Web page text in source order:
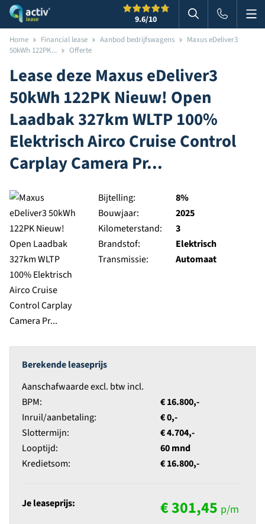
9.6/10 Zoeken in
Home Financial lease Aanbod bedrijfswagens
Maxus eDeliver3
50kWh 122PK...
Offerte
Lease deze MaxuseDeliver3
50kWh 122PK Nieuw! Open
Laadbak 327km WLTP 100%
Elektrisch Airco Cruise Control
Carplay Camera Pr...
Bijtelling:
8%
Bouwjaar:
2025
Kilometerstand:
3
Brandstof:
Elektrisch
Transmissie:
Automaat
Berekende leaseprijs
Aanschafwaarde excl. btw incl.
BPM:
€ 16.800,-
Inruil/aanbetaling:
€ 0,-
Slottermijn:
€ 4.704,-
Looptijd:
60 mnd
Kredietsom:
€ 16.800,-
Je leaseprijs: € 301,45 p/m